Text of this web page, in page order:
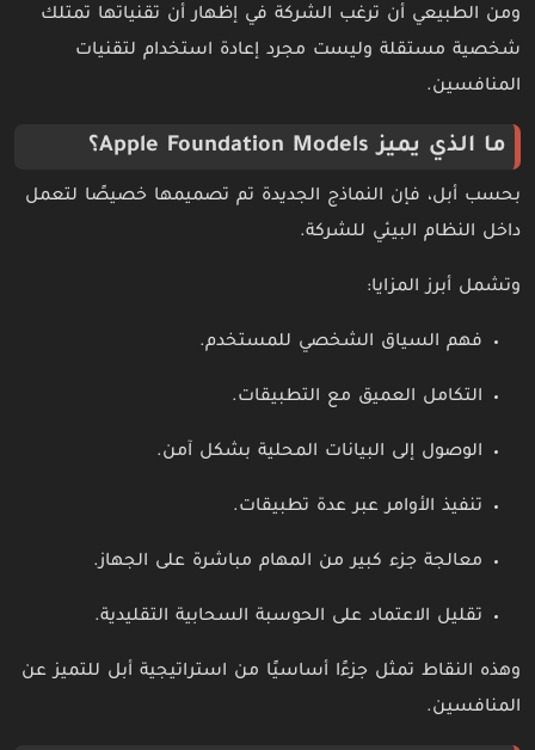
ومن الطبيعي أن ترغب الشركة في إظهار أن تقنياتها تمتلك
شخصية مستقلة وليست مجرد إعادة استخدام لتقنيات
المنافسين.
ما الذي يميز Apple Foundation Models؟
بحسب أبل، فإن النماذج الجديدة تم تصميمها خصيصًا لتعمل
داخل النظام البيئي للشركة.
وتشمل أبرز المزايا:
فهم السياق الشخصي للمستخدم.
التكامل العميق مع التطبيقات.
الوصول إلى البيانات المحلية بشكل آمن.
تنفيذ الأوامر عبر عدة تطبيقات.
معالجة جزء كبير من المهام مباشرة على الجهاز.
تقليل الاعتماد على الحوسبة السحابية التقليدية.
وهذه النقاط تمثل جزءًا أساسيًا من استراتيجية أبل للتميز عن
المنافسين.